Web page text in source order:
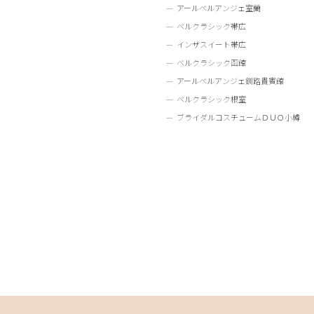
アールベルアンジェ室蘭
ベルクラシック帯広
インザスイート帯広
ベルクラシック函館
アールベルアンジェ釧路貴賓館
ベルクラシック根室
ブライダルコスチュームＤＵＯ小樽